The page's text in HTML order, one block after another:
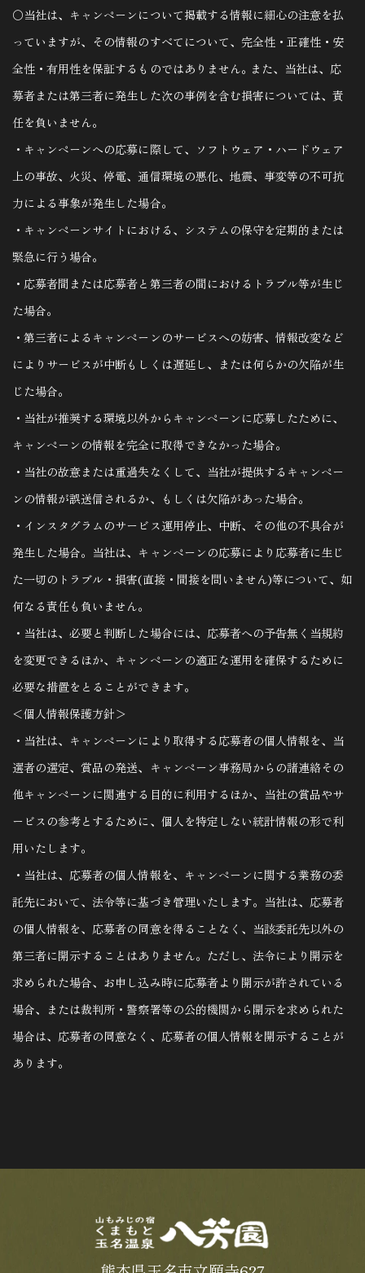
〇当社は、キャンペーンについて掲載する情報に細心の注意を払
っていますが、その情報のすべてについて、完全性・正確性・安
全性・有用性を保証するものではありません｡ また、当社は、応
募者または第三者に発生した次の事例を含む損害については、責
任を負いません。
・キャンペーンへの応募に際して、ソフトウェア・ハードウェア
上の事故、火災、停電、通信環境の悪化、地震、事変等の不可抗
力による事象が発生した場合｡
・キャンペーンサイトにおける、システムの保守を定期的または
緊急に行う場合｡
・応募者間または応募者と第三者の間におけるトラブル等が生じ
た場合｡
・第三者によるキャンペーンのサービスへの妨害、情報改変など
によりサービスが中断もしくは遅延し、または何らかの欠陥が生
じた場合｡
・当社が推奨する環境以外からキャンペーンに応募したために、
キャンペーンの情報を完全に取得できなかった場合｡
・当社の故意または重過失なくして、当社が提供するキャンペー
ンの情報が誤送信されるか、もしくは欠陥があった場合｡
・インスタグラムのサービス運用停止、中断、その他の不具合が
発生した場合。当社は、キャンペーンの応募により応募者に生じ
た一切のトラブル・損害(直接・間接を問いません)等について、如
何なる責任も負いません。
・当社は、必要と判断した場合には、応募者への予告無く当規約
を変更できるほか、キャンペーンの適正な運用を確保するために
必要な措置をとることができます。
＜個人情報保護方針＞
・当社は、キャンペーンにより取得する応募者の個人情報を、当
選者の選定、賞品の発送、キャンペーン事務局からの諸連絡その
他キャンペーンに関連する目的に利用するほか、当社の賞品やサ
ービスの参考とするために、個人を特定しない統計情報の形で利
用いたします。
・当社は、応募者の個人情報を、キャンペーンに関する業務の委
託先において、法令等に基づき管理いたします。当社は、応募者
の個人情報を、応募者の同意を得ることなく、当該委託先以外の
第三者に開示することはありません。ただし、法令により開示を
求められた場合、お申し込み時に応募者より開示が許されている
場合、または裁判所・警察署等の公的機関から開示を求められた
場合は、応募者の同意なく、応募者の個人情報を開示することが
あります。